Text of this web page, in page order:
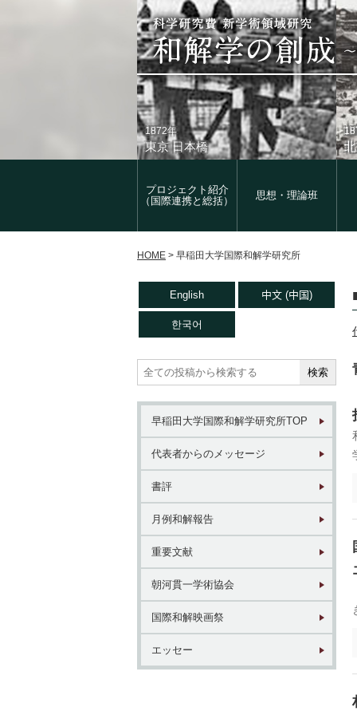
1872年
東京 日本橋
1933年
東京 日本橋
1946年
2017年
東京 日本橋
プロジェクト紹介
（国際連携と総括）
思想・理論班
HOME > 早稲田大学国際和解学研究所
English 中文 (中国)
한국어
早稲田大学国際和解学研究所TOP
代表者からのメッセージ
書評
月例和解報告
重要文献
朝河貫一学術協会
国際和解映画祭
エッセー